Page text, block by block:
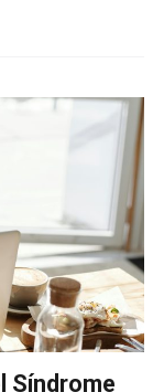
Síndrome